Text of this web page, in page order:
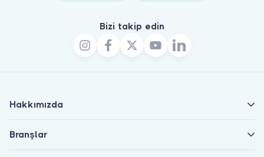
Bizi takip edin
Hakkımızda
Branşlar